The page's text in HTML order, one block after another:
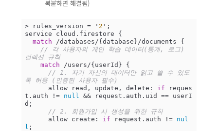
복붙하면 해결됨)
> rules_version = ' 2 ';
service cloud.firestore {
match /databases/{database}/documents {
// 각 사용자의 개인 학습 데이터(통계, 로그)
컬렉션 규칙
match /users/{userId} {
// 1. 자기 자신의 데이터만 읽고 쓸 수 있도
록 허용 (인증된 사용자 필수)
      allow read, update, delete:
if reques
t.auth != null
&& request.auth.uid == userI
d;
// 2. 회원가입 시 생성을 위한 규칙
      allow create:
if request.auth != nul
l ;